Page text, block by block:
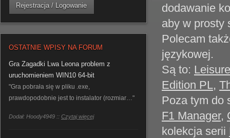
Rejestracja / Logowanie
OSTATNIE WPISY NA FORUM
Gra Zagadki Lwa Leona problem z
uruchomieniem WIN10 64-bit
"Gra pobrała się w pliku .exe,
prawdopodobnie jest to instalator (rozmiar…"
Dodał: Hoody4949 :: Czytaj więcej
dodawanie
aby w prosty
Polecam
językowej.
Są to:
Edition PL,
Poza tym do
F1 Manager,
kolekcja serii